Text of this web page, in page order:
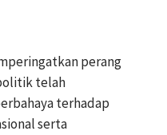
perang
telah
terhadap
serta